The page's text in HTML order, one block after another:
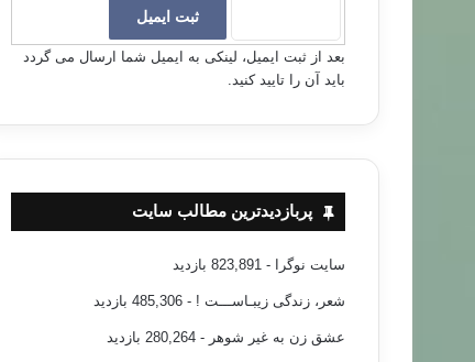
بعد از ثبت ایمیل، لینکی به ایمیل شما ارسال می گردد
باید آن را تایید کنید.
پربازدیدترین مطالب سایت
سایت نوگرا - 823,891 بازدید
شعر، زندگی زیبـاســـت ! - 485,306 بازدید
عشق زن به غیر شوهر - 280,264 بازدید